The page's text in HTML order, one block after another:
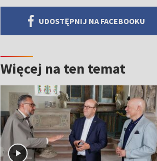
UDOSTĘPNIJ NA FACEBOOKU
Więcej na ten temat